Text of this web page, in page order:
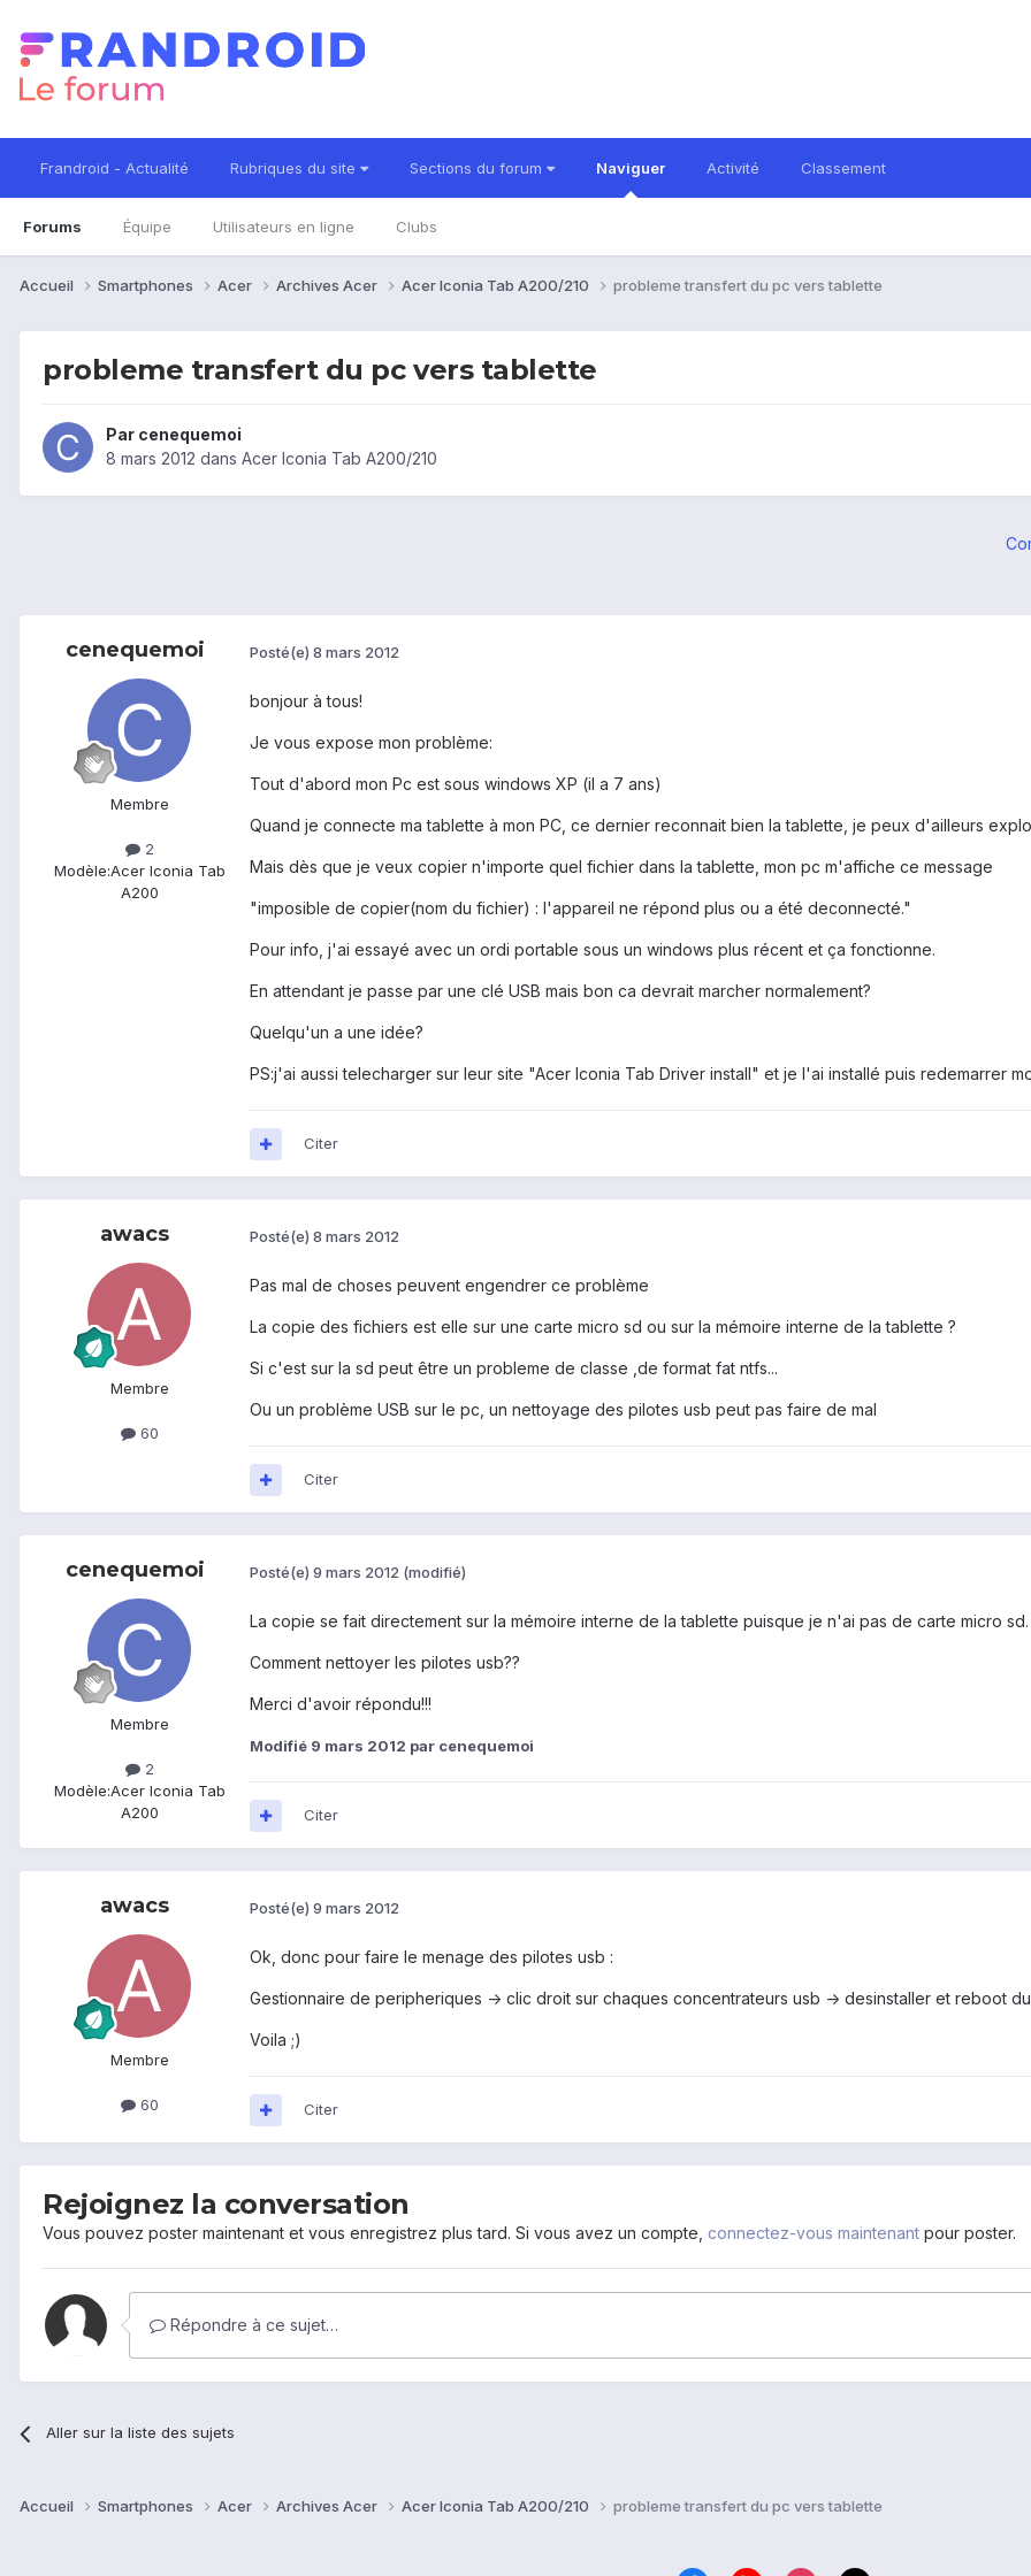
Frandroid - Actualité Rubriques du site Sections du forum Naviguer
Forums Équipe Utilisateurs en ligne Clubs
Activité Classement
Accueil Smartphones Acer Archives Acer Acer Iconia Tab A200/210 probleme transfert du pc vers tablette
probleme transfert du pc vers tablette
Par cenequemoi
8 mars 2012 dans Acer Iconia Tab A200/210
cenequemoi
Membre
2
Modèle:Acer Iconia Tab
A200
Posté(e) 8 mars 2012
bonjour à tous!
Je vous expose mon problème:
Tout d'abord mon Pc est sous windows XP (il a 7 ans)
Quand je connecte ma tablette à mon PC, ce dernier reconnait bien la tablette, je peux d'ailleurs
Mais dès que je veux copier n'importe quel fichier dans la tablette, mon pc m'affiche ce message
"imposible de copier(nom du fichier) : l'appareil ne répond plus ou a été deconnecté."
Pour info, j'ai essayé avec un ordi portable sous un windows plus récent et ça fonctionne.
En attendant je passe par une clé USB mais bon ca devrait marcher normalement?
Quelqu'un a une idée?
PS:j'ai aussi telecharger sur leur site "Acer Iconia Tab Driver install" et je l'ai installé puis redemarrer
Citer
awacs
Membre
60
Posté(e) 8 mars 2012
Pas mal de choses peuvent engendrer ce problème
La copie des fichiers est elle sur une carte micro sd ou sur la mémoire interne de la tablette ?
Si c'est sur la sd peut être un probleme de classe ,de format fat ntfs...
Ou un problème USB sur le pc, un nettoyage des pilotes usb peut pas faire de mal
Citer
cenequemoi
Membre
2
Modèle:Acer Iconia Tab
A200
Posté(e) 9 mars 2012 (modifié)
La copie se fait directement sur la mémoire interne de la tablette puisque je n'ai pas de carte micro sd.
Comment nettoyer les pilotes usb??
Merci d'avoir répondu!!!
Modifié 9 mars 2012 par cenequemoi
Citer
awacs
Membre
60
Posté(e) 9 mars 2012
Ok, donc pour faire le menage des pilotes usb :
Gestionnaire de peripheriques -> clic droit sur chaques concentrateurs usb -> desinstaller et reboot
Voila ;)
Citer
Rejoignez la conversation
Vous pouvez poster maintenant et vous enregistrez plus tard. Si vous avez un compte, connectez-vous maintenant pour poster.
Répondre à ce sujet…
Aller sur la liste des sujets
Accueil Smartphones Acer Archives Acer Acer Iconia Tab A200/210 probleme transfert du pc vers tablette